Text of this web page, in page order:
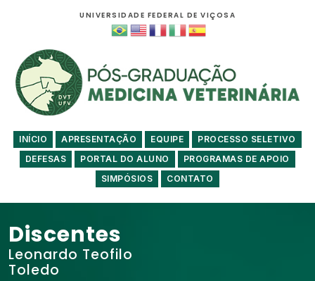
UNIVERSIDADE FEDERAL DE VIÇOSA
INÍCIO APRESENTAÇÃO EQUIPE
PROCESSO SELETIVO
DEFESAS
PORTAL DO ALUNO
PROGRAMAS DE APOIO
SIMPÓSIOS
CONTATO
Discentes
Leonardo Teofilo
Toledo